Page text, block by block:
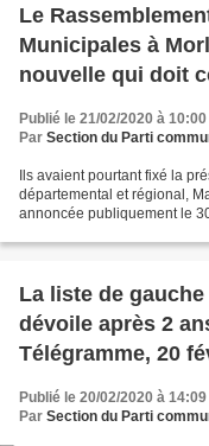
Le
Municipales à
nouvelle qui doit
Publié le 21/02/2020 à 10:00
Par Section du Parti
Ils avaient pourtant fixé la
départemental et régional,
annoncée publiquement le
La liste de
dévoile après 2
Télégramme, 20
Publié le 20/02/2020 à 14:09
Par Section du Parti